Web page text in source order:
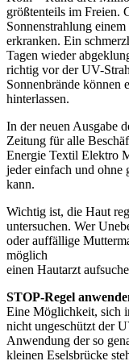
größtenteils im Freien.
Sonnenstrahlung
erkranken. Ein
Tagen wieder
richtig vor der UV-
Sonnenbrände können
hinterlassen.
In der neuen Ausgabe
Zeitung für alle
Energie Textil Elektro
jeder einfach und ohne
kann.
Wichtig ist, die Haut
untersuchen. Wer
oder auffällige
möglich
einen Hautarzt
STOP-Regel
Eine Möglichkeit, sich
nicht ungeschützt der
Anwendung der so
kleinen Eselsbrücke